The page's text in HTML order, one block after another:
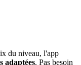
du niveau, l'app
adaptées. Pas besoin